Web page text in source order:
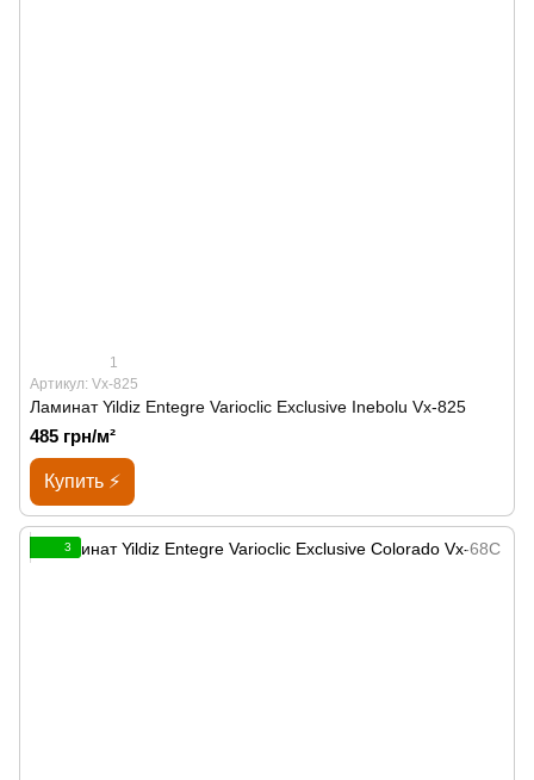
1
Артикул: Vx-825
Ламинат Yildiz Entegre Varioclic Exclusive Inebolu Vx-825
485 грн/м²
Купить ⚡
3